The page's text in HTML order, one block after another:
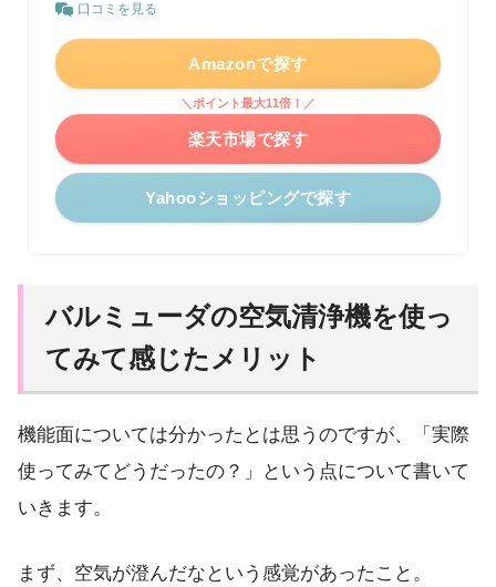
口コミを見る
Amazonで探す
＼ポイント最大11倍！／
楽天市場で探す
Yahooショッピングで探す
バルミューダの空気清浄機を使っ
てみて感じたメリット
機能面については分かったとは思うのですが、「実際
使ってみてどうだったの？」という点について書いて
いきます。
まず、空気が澄んだなという感覚があったこと。